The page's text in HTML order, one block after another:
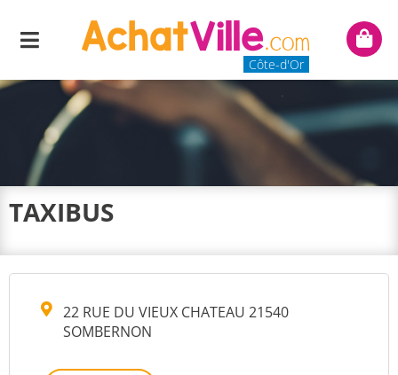
Menu
Côte-d'Or
Mon
TAXIBUS
22 RUE DU VIEUX CHATEAU 21540
SOMBERNON